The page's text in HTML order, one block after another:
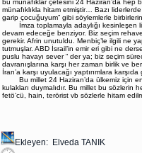
bu münafıklar çetesini 24 Haziran’da hep
münafıklıkla hitam etmiştir… Bazı
garip çocuğuyum” gibi söylemlerle
İmza toplamayla adaylığı kesinleşen
devam edeceğe benziyor. Biz seçim
gerekir. Afrin unutuldu. Menbiç’le ilgili ne
tutmuşlar. ABD İsrail’in emir eri gibi ne
puslu havayı sever “ der ya; biz seçim
davranışlarına karşı her zaman birlik ve
İran’a karşı uyulacağı yaptırımlara
Bu millet 24 Haziran’da ülkemiz için en
kulakları duymalıdır. Bu millet bu sözlerin
fetö’cü, hain, terörist vb sözlerle hitam
Ekleyen: Elveda TANIK